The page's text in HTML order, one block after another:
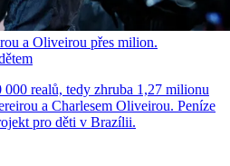
a Oliveirou přes milion.
realů, tedy zhruba 1,27 milionu
a Charlesem Oliveirou. Peníze
pro děti v Brazílii.